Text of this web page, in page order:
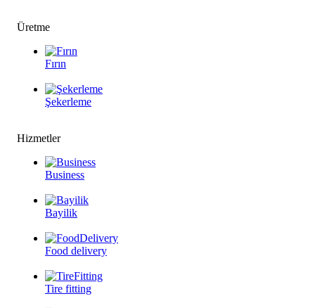
Üretme
Fırın
Şekerleme
Hizmetler
Business
Bayilik
Food delivery
Tire fitting